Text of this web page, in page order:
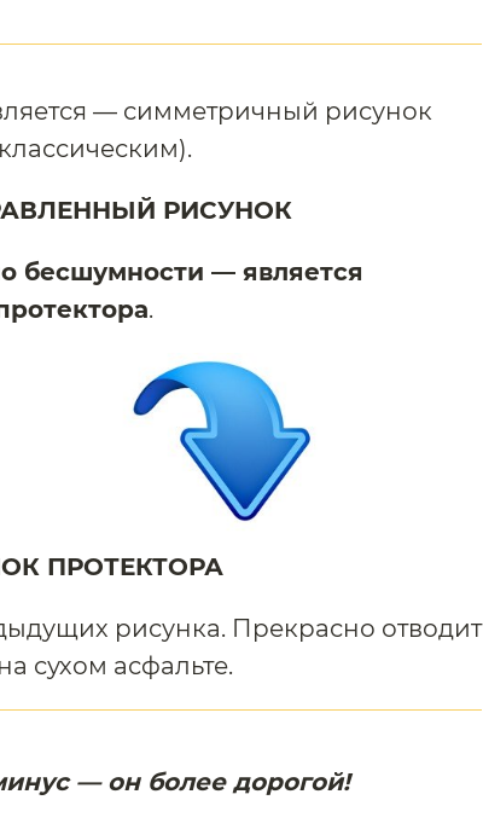
— симметричный рисунок
РИСУНОК
бесшумности — является
.
ПРОТЕКТОРА
рисунка. Прекрасно отводит
сухом асфальте.
— он более дорогой!